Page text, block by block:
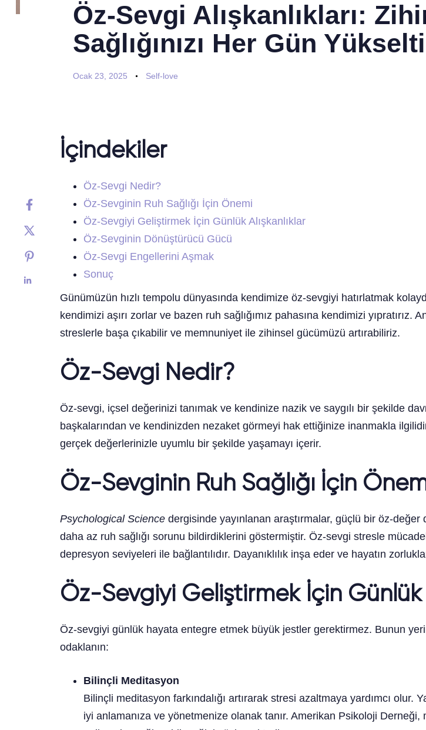
Öz-Sevgi Alışkanlıkları:
Sağlığınızı Her Gün
Ocak 23, 2025 Self-love
İçindekiler
Öz-Sevgi Nedir?
Öz-Sevginin Ruh Sağlığı İçin Önemi
Öz-Sevgiyi Geliştirmek İçin Günlük Alışkanlıklar
Öz-Sevginin Dönüştürücü Gücü
Öz-Sevgi Engellerini Aşmak
Sonuç
Günümüzün hızlı tempolu dünyasında kendimize öz-sevgiyi hatırlatmak
kendimizi aşırı zorlar ve bazen ruh sağlığımız pahasına kendimizi
streslerle başa çıkabilir ve memnuniyet ile zihinsel gücümüzü artırabiliriz.
Öz-Sevgi Nedir?
Öz-sevgi, içsel değerinizi tanımak ve kendinize nazik ve saygılı bir şekilde
başkalarından ve kendinizden nezaket görmeyi hak ettiğinize inanmakla
gerçek değerlerinizle uyumlu bir şekilde yaşamayı içerir.
Öz-Sevginin Ruh Sağlığı İçin
Psychological Science dergisinde yayınlanan araştırmalar, güçlü bir öz-
daha az ruh sağlığı sorunu bildirdiklerini göstermiştir. Öz-sevgi stresle
depresyon seviyeleri ile bağlantılıdır. Dayanıklılık inşa eder ve hayatın
Öz-Sevgiyi Geliştirmek İçin Günlük
Öz-sevgiyi günlük hayata entegre etmek büyük jestler gerektirmez. Bunun
odaklanın:
Bilinçli Meditasyon
Bilinçli meditasyon farkındalığı artırarak stresi azaltmaya yardımcı olur.
iyi anlamanıza ve yönetmenize olanak tanır. Amerikan Psikoloji